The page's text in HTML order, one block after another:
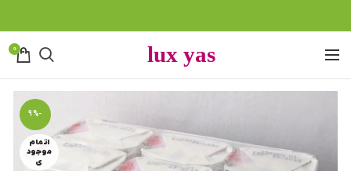
0
-9%
اتمام
موجود
ی